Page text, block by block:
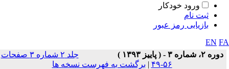
ورود خودکار
ثبت نام
بازیابی رمز عبور
EN
دوره ۲، شماره ۳ - ( پاييز ۱۳۹۳ )
جلد ۲ شماره ۳ صفحات
۵۶-۴۹
| برگشت به فهرست نسخه ها